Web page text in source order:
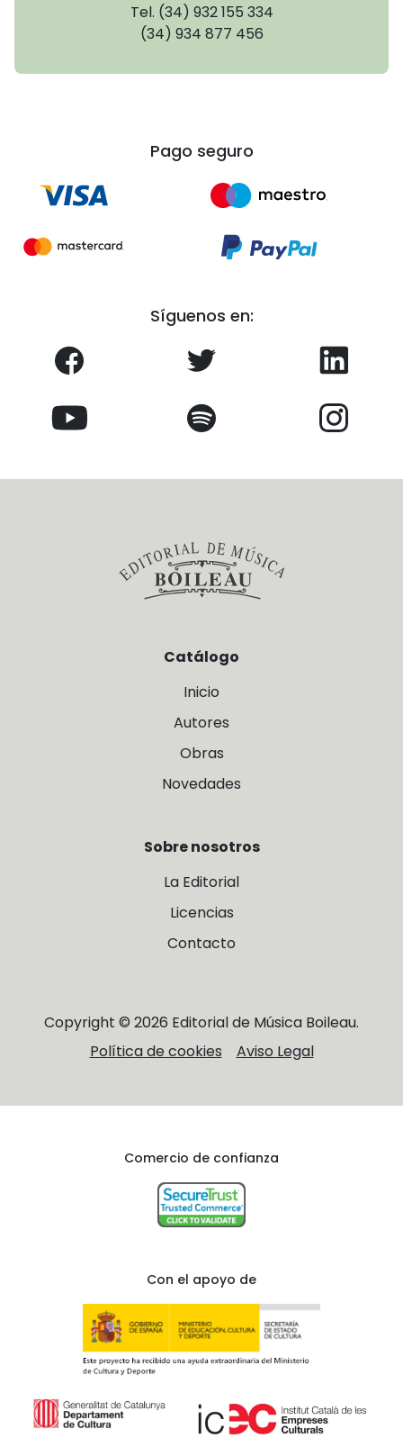
Tel. (34) 932 155 334
(34) 934 877 456
Pago seguro
Síguenos en:
Catálogo
Inicio
Autores
Obras
Novedades
Sobre nosotros
La Editorial
Licencias
Contacto
Copyright © 2026 Editorial de Música Boileau.
Política de cookies
Aviso Legal
Comercio de confianza
Con el apoyo de